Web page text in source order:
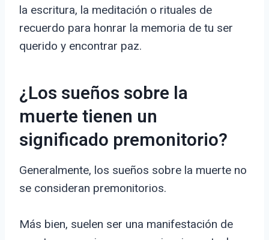
la escritura, la meditación o rituales de
recuerdo para honrar la memoria de tu ser
querido y encontrar paz.
¿Los sueños sobre la
muerte tienen un
significado premonitorio?
Generalmente, los sueños sobre la muerte no
se consideran premonitorios.
Más bien, suelen ser una manifestación de